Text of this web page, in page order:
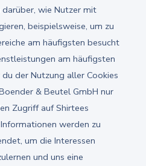
wie Nutzer mit
beispielsweise, um zu
am häufigsten besucht
am häufigsten
der Nutzung aller Cookies
& Beutel GmbH nur
Zugriff auf Shirtees
werden zu
um die Interessen
und uns eine